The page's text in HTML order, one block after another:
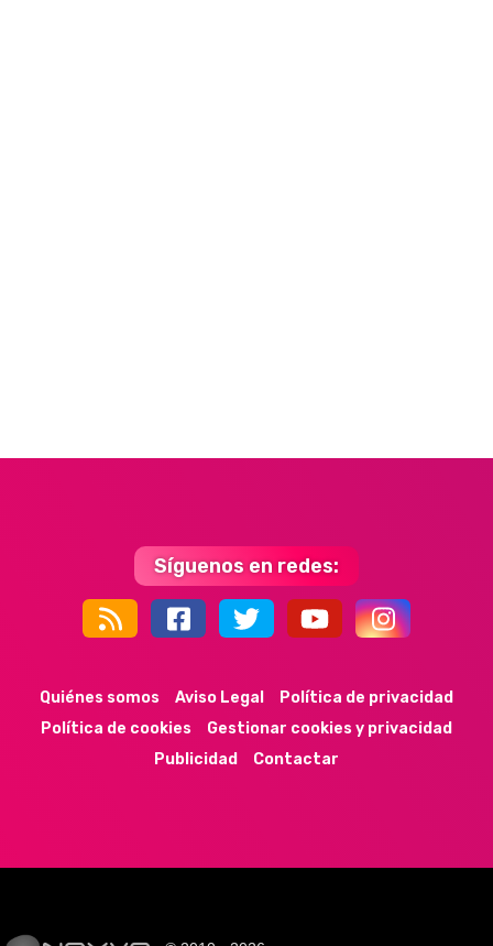
Síguenos en redes:
44k 9k 35k 352
Quiénes somos Aviso Legal
Política de privacidad
Política de cookies
Gestionar cookies y privacidad
Publicidad
Contactar